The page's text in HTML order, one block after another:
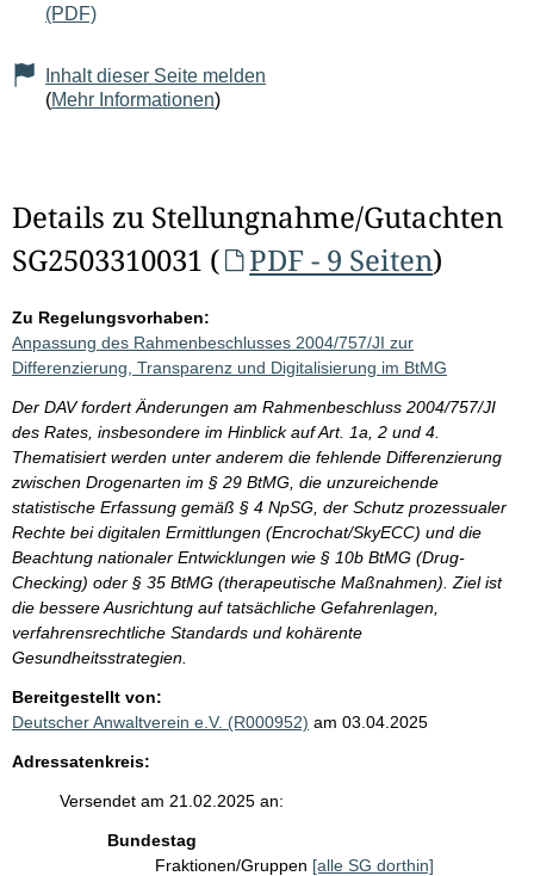
(PDF)
Inhalt dieser Seite melden
(Mehr Informationen)
Details zu Stellungnahme/Gutachten
SG2503310031 (
PDF - 9 Seiten)
Zu Regelungsvorhaben:
Anpassung des Rahmenbeschlusses 2004/757/JI zur
Differenzierung, Transparenz und Digitalisierung im BtMG
Der DAV fordert Änderungen am Rahmenbeschluss 2004/757/JI
des Rates, insbesondere im Hinblick auf Art. 1a, 2 und 4.
Thematisiert werden unter anderem die fehlende Differenzierung
zwischen Drogenarten im § 29 BtMG, die unzureichende
statistische Erfassung gemäß § 4 NpSG, der Schutz prozessualer
Rechte bei digitalen Ermittlungen (Encrochat/SkyECC) und die
Beachtung nationaler Entwicklungen wie § 10b BtMG (Drug-
Checking) oder § 35 BtMG (therapeutische Maßnahmen). Ziel ist
die bessere Ausrichtung auf tatsächliche Gefahrenlagen,
verfahrensrechtliche Standards und kohärente
Gesundheitsstrategien.
Bereitgestellt von:
Deutscher Anwaltverein e.V. (R000952) am 03.04.2025
Adressatenkreis:
Versendet am 21.02.2025 an:
Bundestag
Fraktionen/Gruppen [alle SG dorthin]